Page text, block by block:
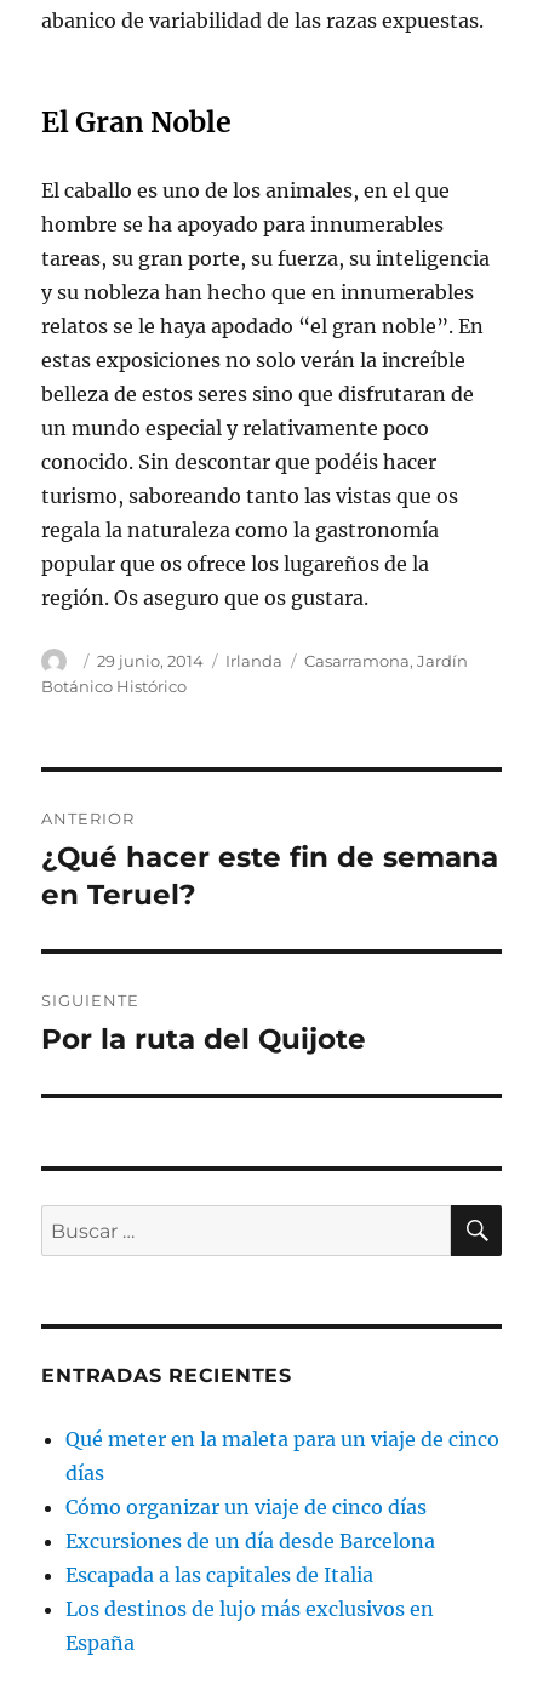
abanico de variabilidad de las razas expuestas.
El Gran Noble
El caballo es uno de los animales, en el que
hombre se ha apoyado para innumerables
tareas, su gran porte, su fuerza, su inteligencia
y su nobleza han hecho que en innumerables
relatos se le haya apodado “el gran noble”. En
estas exposiciones no solo verán la increíble
belleza de estos seres sino que disfrutaran de
un mundo especial y relativamente poco
conocido. Sin descontar que podéis hacer
turismo, saboreando tanto las vistas que os
regala la naturaleza como la gastronomía
popular que os ofrece los lugareños de la
región. Os aseguro que os gustara.
Autor
Publicado
el
29 junio, 2014 Categorías
Irlanda Etiquetas
Casarramona,Jardín
Botánico Histórico
de
entradas
ANTERIOR
Entrada
anterior:
¿Qué hacer este fin de semana
en Teruel?
SIGUIENTE
Entrada
Por la ruta del Quijote
Buscar
por:
ENTRADAS RECIENTES
Qué meter en la maleta para un viaje de cinco
días
Cómo organizar un viaje de cinco días
Excursiones de un día desde Barcelona
Escapada a las capitales de Italia
Los destinos de lujo más exclusivos en
España